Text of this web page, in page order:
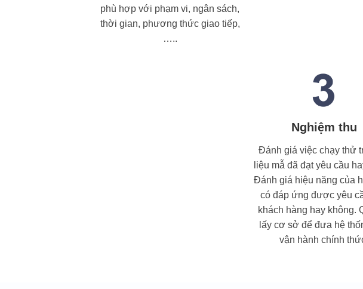
phù hợp với phạm vi, ngân sách,
thời gian, phương thức giao tiếp,
…..
Nghiệm thu
Đánh giá việc chạy thử
liệu mẫ đã đạt yêu cầu
Đánh giá hiệu năng của
có đáp ứng được yêu
khách hàng hay không.
lấy cơ sở để đưa hệ
vận hành chính